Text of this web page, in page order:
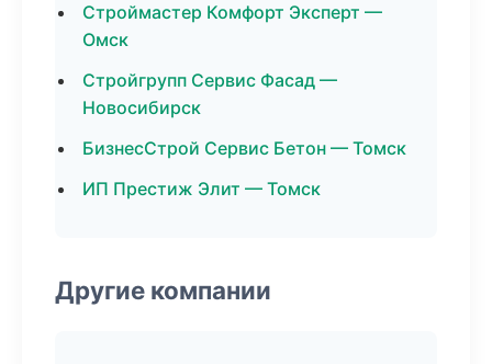
Строймастер Комфорт Эксперт —
Омск
Стройгрупп Сервис Фасад —
Новосибирск
БизнесСтрой Сервис Бетон — Томск
ИП Престиж Элит — Томск
Другие компании